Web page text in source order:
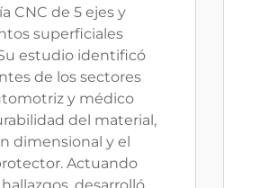
CNC de 5 ejes y
superficiales
estudio identificó
de los sectores
y médico
del material,
dimensional y el
Actuando